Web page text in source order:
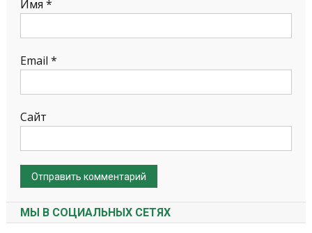
Имя *
Email *
Сайт
МЫ В СОЦИАЛЬНЫХ СЕТЯХ